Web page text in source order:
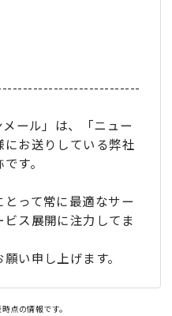
ール」は、「ニュー
お送りしている弊社
す。
って常に最適なサー
ス展開に注力してま
い申し上げます。
点の情報です。